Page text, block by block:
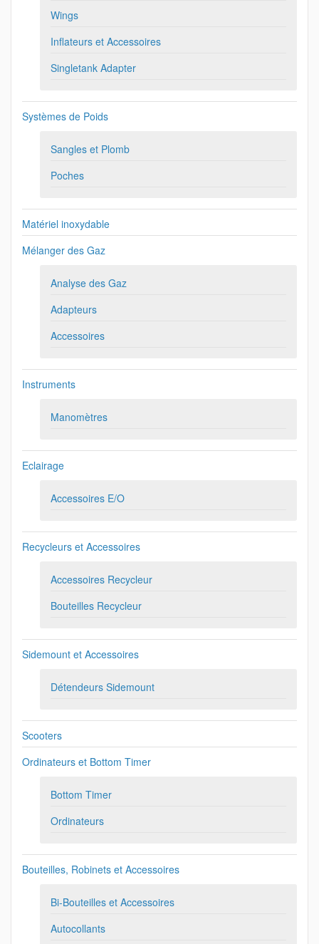
Wings
Inflateurs et Accessoires
Singletank Adapter
Systèmes de Poids
Sangles et Plomb
Poches
Matériel inoxydable
Mélanger des Gaz
Analyse des Gaz
Adapteurs
Accessoires
Instruments
Manomètres
Eclairage
Accessoires E/O
Recycleurs et Accessoires
Accessoires Recycleur
Bouteilles Recycleur
Sidemount et Accessoires
Détendeurs Sidemount
Scooters
Ordinateurs et Bottom Timer
Bottom Timer
Ordinateurs
Bouteilles, Robinets et Accessoires
Bi-Bouteilles et Accessoires
Autocollants